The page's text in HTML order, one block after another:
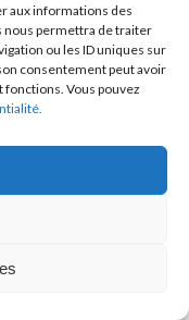
aux informations des
nous permettra de traiter
ou les ID uniques sur
consentement peut avoir
Vous pouvez
EN LIGNE
des bleuets